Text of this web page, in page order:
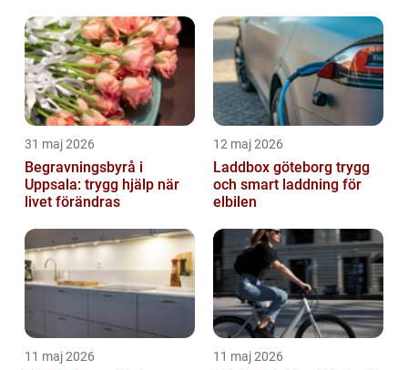
31 maj 2026
Begravningsbyrå i
Uppsala: trygg hjälp när
livet förändras
12 maj 2026
Laddbox göteborg trygg
och smart laddning för
elbilen
11 maj 2026 11 maj 2026